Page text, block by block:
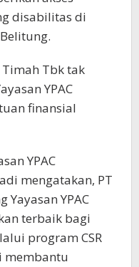
disabilitas di
Tbk tak
YPAC
finansial
YPAC
mengatakan, PT
YPAC
terbaik bagi
program CSR
membantu